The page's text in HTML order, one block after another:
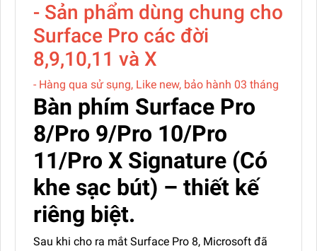
- Sản phẩm dùng chung cho
Surface Pro các đời
8,9,10,11 và X
- Hàng qua sử sụng, Like new, bảo hành 03 tháng
Bàn phím Surface Pro
8/Pro 9/Pro 10/Pro
11/Pro X Signature (Có
khe sạc bút) – thiết kế
riêng biệt.
Sau khi cho ra mắt Surface Pro 8, Microsoft đã